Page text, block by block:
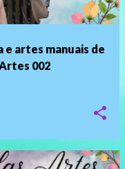
e artes manuais de
002